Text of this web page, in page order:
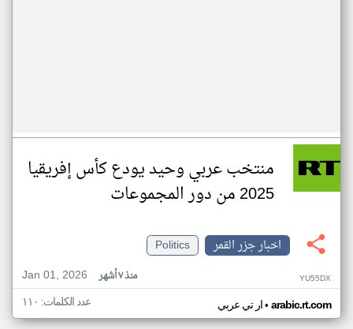
منتخب عربي وحيد يودع كأس إفريقيا
2025 من دور المجموعات
اخبار جزر القمر
Politics
Jan 01, 2026
منذ ٧ أشهر YU55DX
ار تي عربي• arabic.rt.com عدد الكلمات: ١١٠